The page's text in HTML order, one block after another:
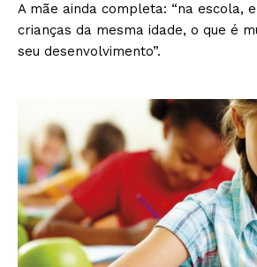
A mãe ainda completa: “na escola,
crianças da mesma idade, o que é
seu desenvolvimento”.